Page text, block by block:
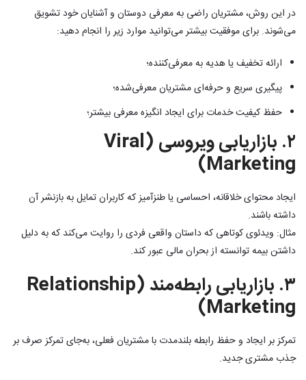
در این روش، مشتریان راضی به معرفی دوستان و آشنایان خود تشویق
می‌شوند. برای موفقیت بیشتر می‌توانید موارد زیر را انجام دهید:
ارائه تخفیف یا هدیه به معرفی‌کننده؛
پیگیری سریع و حرفه‌ای مشتریان معرفی‌شده؛
حفظ کیفیت خدمات برای ایجاد انگیزه معرفی بیشتر؛
۲. بازاریابی ویروسی (Viral
Marketing)
ایجاد محتوای خلاقانه، احساسی یا طنزآمیز که کاربران تمایل به بازنشر آن
داشته باشند.
مثال: ویدئوی کوتاهی که داستان واقعی فردی را روایت می‌کند که به دلیل
داشتن بیمه توانسته از بحران مالی عبور کند.
۳. بازاریابی رابطه‌مند (Relationship
Marketing)
تمرکز بر ایجاد و حفظ رابطه بلندمدت با مشتریان فعلی، به‌جای تمرکز صرف بر
جذب مشتری جدید.